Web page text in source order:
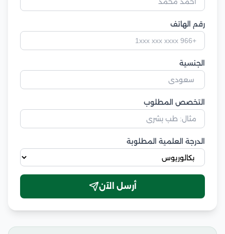
رقم الهاتف
الجنسية
التخصص المطلوب
الدرجة العلمية المطلوبة
أرسل الآن